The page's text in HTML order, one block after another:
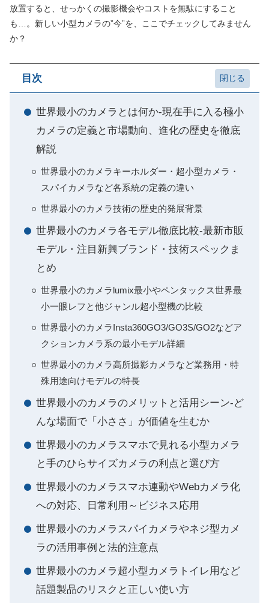
放置すると、せっかくの撮影機会やコストを無駄にすること
も…。新しい小型カメラの”今”を、ここでチェックしてみません
か？
目次
世界最小のカメラとは何か-現在手に入る極小
カメラの定義と市場動向、進化の歴史を徹底
解説
世界最小のカメラキーホルダー・超小型カメラ・
スパイカメラなど各系統の定義の違い
世界最小のカメラ技術の歴史的発展背景
世界最小のカメラ各モデル徹底比較-最新市販
モデル・注目新興ブランド・技術スペックま
とめ
世界最小のカメラlumix最小やペンタックス世界最
小一眼レフと他ジャンル超小型機の比較
世界最小のカメラInsta360GO3/GO3S/GO2などア
クションカメラ系の最小モデル詳細
世界最小のカメラ高所撮影カメラなど業務用・特
殊用途向けモデルの特長
世界最小のカメラのメリットと活用シーン-ど
んな場面で「小ささ」が価値を生むか
世界最小のカメラスマホで見れる小型カメラ
と手のひらサイズカメラの利点と選び方
世界最小のカメラスマホ連動やWebカメラ化
への対応、日常利用～ビジネス応用
世界最小のカメラスパイカメラやネジ型カメ
ラの活用事例と法的注意点
世界最小のカメラ超小型カメラトイレ用など
話題製品のリスクと正しい使い方